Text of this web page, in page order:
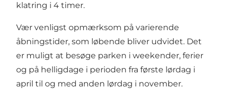
klatring i 4 timer.
Vær venligst opmærksom på varierende
åbningstider, som løbende bliver udvidet. Det
er muligt at besøge parken i weekender, ferier
og på helligdage i perioden fra første lørdag i
april til og med anden lørdag i november.